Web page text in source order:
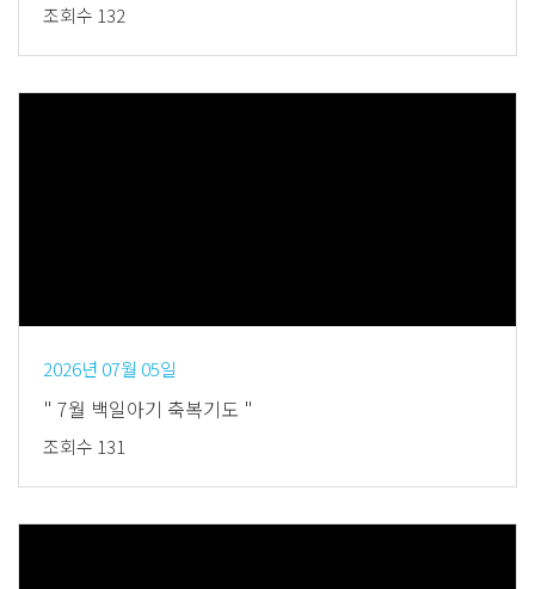
조회수 132
2026년 07월 05일
" 7월 백일아기 축복기도 "
조회수 131